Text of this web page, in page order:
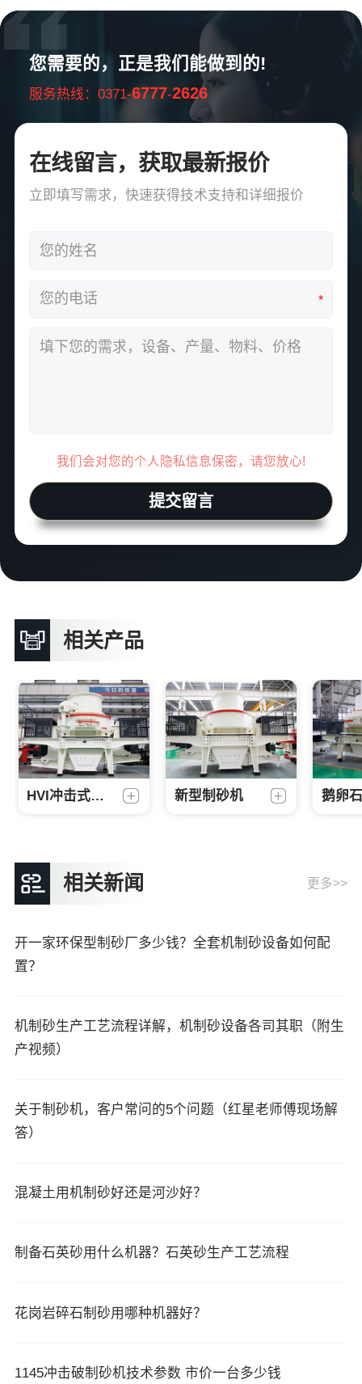
您需要的，正是我们能做到的!
服务热线：0371-6777-2626
在线留言，获取最新报价
立即填写需求，快速获得技术支持和详细报价
*
我们会对您的个人隐私信息保密，请您放心!
提交留言
相关产品
HVI冲击式制砂机 新型制砂机 鹅卵
相关新闻 更多>>
开一家环保型制砂厂多少钱？全套机制砂设备如何配
置？
机制砂生产工艺流程详解，机制砂设备各司其职（附生
产视频）
关于制砂机，客户常问的5个问题（红星老师傅现场解
答）
混凝土用机制砂好还是河沙好？
制备石英砂用什么机器？石英砂生产工艺流程
花岗岩碎石制砂用哪种机器好？
1145冲击破制砂机技术参数 市价一台多少钱